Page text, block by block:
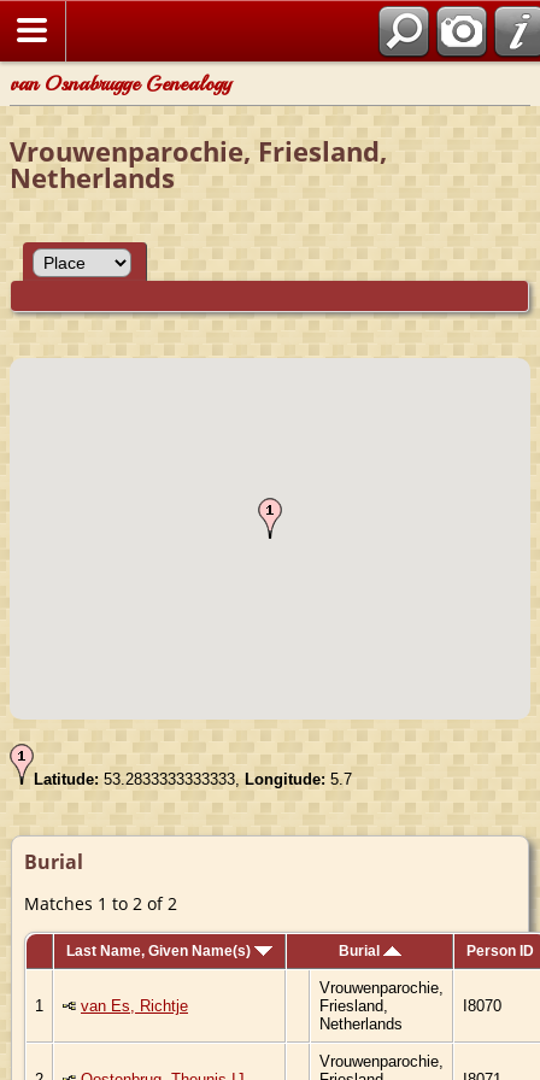
van Osnabrugge Genealogy
Vrouwenparochie, Friesland,
Netherlands
Latitude: 53.2833333333333, Longitude: 5.7
Burial
Matches 1 to 2 of 2
Last Name, Given Name(s) Burial Person ID
1 van Es, Richtje
Vrouwenparochie,
Friesland,
Netherlands
I8070
Vrouwenparochie,